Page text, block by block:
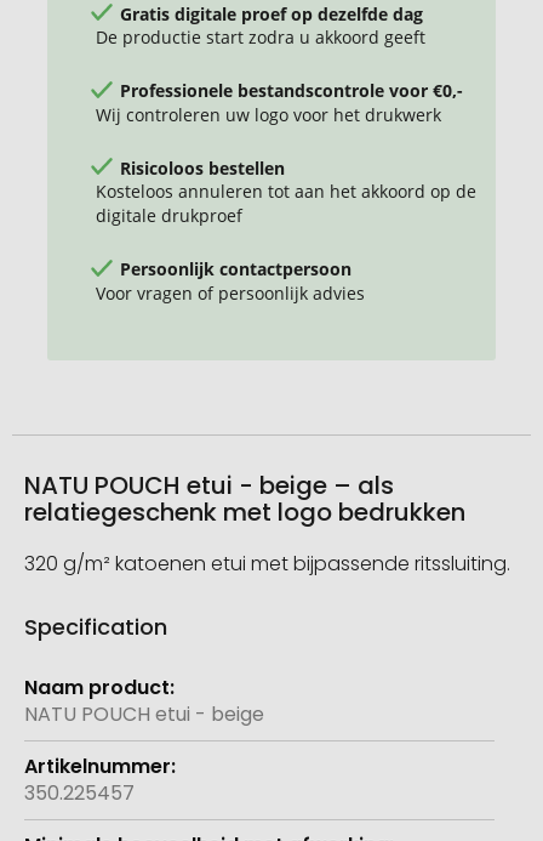
Gratis digitale proef op dezelfde dag
De productie start zodra u akkoord geeft
Professionele bestandscontrole voor €0,-
Wij controleren uw logo voor het drukwerk
Risicoloos bestellen
Kosteloos annuleren tot aan het akkoord op de
digitale drukproef
Persoonlijk contactpersoon
Voor vragen of persoonlijk advies
NATU POUCH etui - beige – als
relatiegeschenk met logo bedrukken
320 g/m² katoenen etui met bijpassende ritssluiting.
Specification
Meer
informatie
NATU POUCH etui - beige
350.225457